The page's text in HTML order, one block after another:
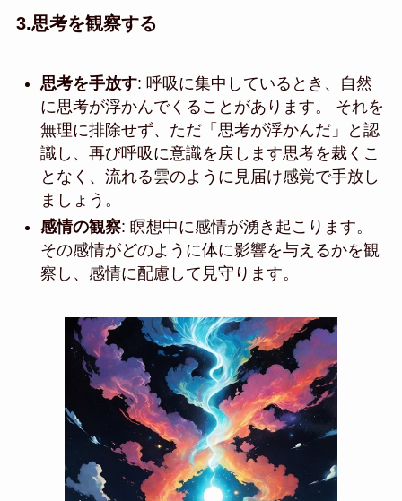
3.思考を観察する
思考を手放す: 呼吸に集中しているとき、自然
に思考が浮かんでくることがあります。 それを
無理に排除せず、ただ「思考が浮かんだ」と認
識し、再び呼吸に意識を戻します思考を裁くこ
となく、流れる雲のように見届け感覚で手放し
ましょう。
感情の観察: 瞑想中に感情が湧き起こります。
その感情がどのように体に影響を与えるかを観
察し、感情に配慮して見守ります。